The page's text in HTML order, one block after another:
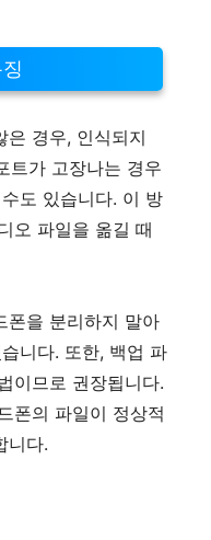
은 경우, 인식되지
트가 고장나는 경우
도 있습니다. 이 방
오 파일을 옮길 때
폰을 분리하지 말아
니다. 또한, 백업 파
이므로 권장됩니다.
폰의 파일이 정상적
니다.